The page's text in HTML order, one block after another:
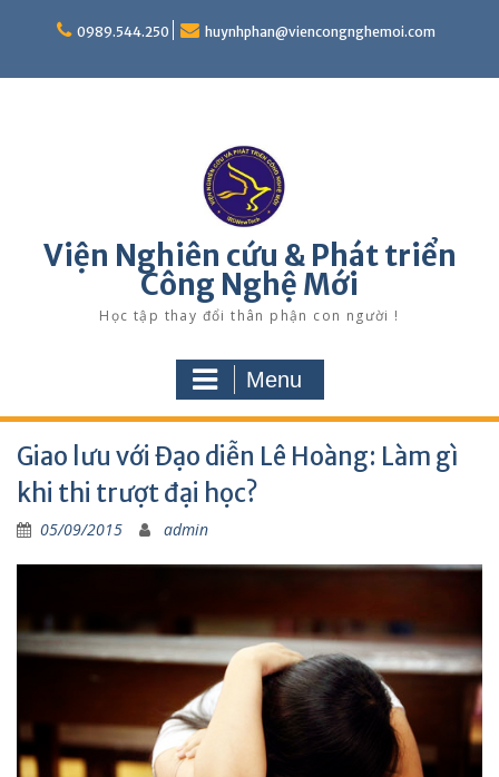
0989.544.250 huynhphan@viencongnghemoi.com
Viện Nghiên cứu & Phát triển
Công Nghệ Mới
Học tập thay đổi thân phận con người !
Menu
Giao lưu với Đạo diễn Lê Hoàng: Làm gì
khi thi trượt đại học?
05/09/2015 admin